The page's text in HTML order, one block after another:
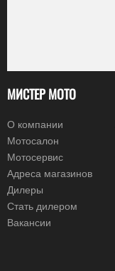
МИСТЕР МОТО
О компании
Мотосалон
Мотосервис
Адреса магазинов
Дилеры
Стать дилером
Вакансии